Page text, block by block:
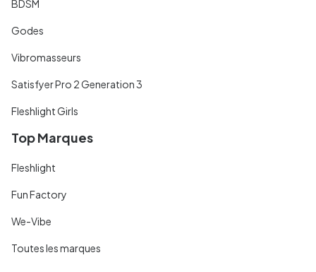
BDSM
Godes
Vibromasseurs
Satisfyer Pro 2 Generation 3
Fleshlight Girls
Top Marques
Fleshlight
Fun Factory
We-Vibe
Toutes les marques